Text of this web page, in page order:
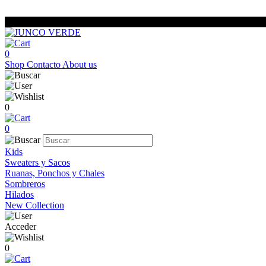
0
Shop Contacto About us
0
0
Kids
Sweaters y Sacos
Ruanas, Ponchos y Chales
Sombreros
Hilados
New Collection
Acceder
0